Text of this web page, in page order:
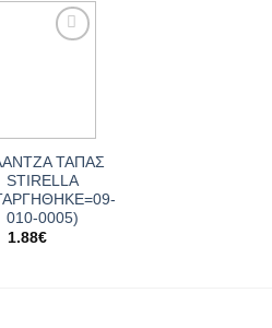
ΤΑΠΑΣ
STIRELLA
010-0005)
1.88€